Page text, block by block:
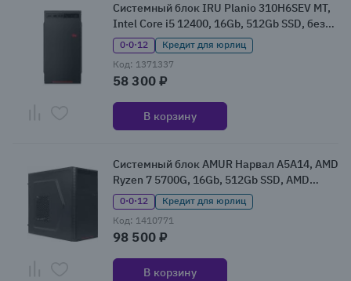
Системный блок IRU Planio 310H6SEV MT,
Intel Core i5 12400, 16Gb, 512Gb SSD, без
ОС (2109280)
0·0·12
Кредит для юрлиц
Код: 1371337
58 300 ₽
В корзину
Системный блок AMUR Нарвал A5A14, AMD
Ryzen 7 5700G, 16Gb, 512Gb SSD, AMD
Radeon RX Vega 8, Без ОС (A5A14
АМУЕ.466219.002)
0·0·12
Кредит для юрлиц
Код: 1410771
98 500 ₽
В корзину